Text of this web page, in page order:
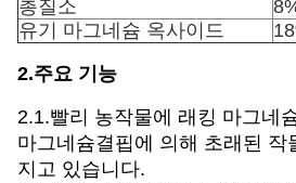
총질소
유기 마그네슘 옥사이드
2.주요 기능
2.1.빨리 농작물에 래킹 마그네
마그네슘결핍에 의해 초래된 작
지고 있습니다.